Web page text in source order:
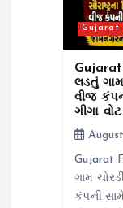
Gujarat
Gujarat
લડતું ગામ
વીજ
ગીગા
Gujarat
ગામ
કંપની